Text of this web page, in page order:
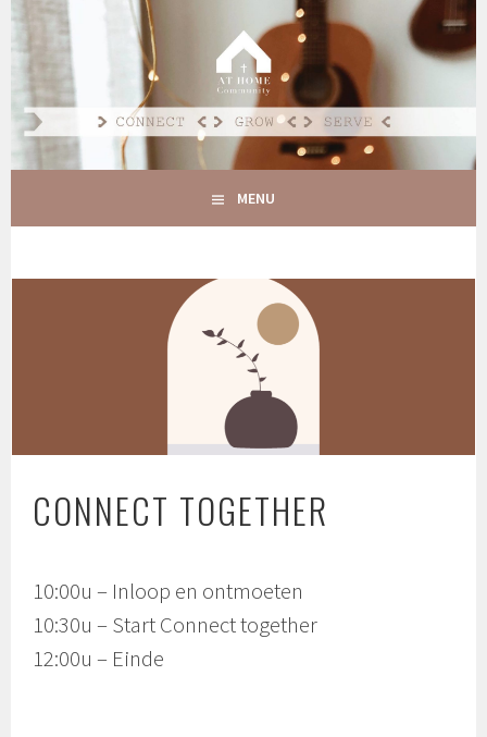
Spring
inhoud
AT HOME COMMUNITY
CONNECT GROW SERVE
MENU
CONNECT TOGETHER
10:00u – Inloop en ontmoeten
10:30u – Start Connect together
12:00u – Einde